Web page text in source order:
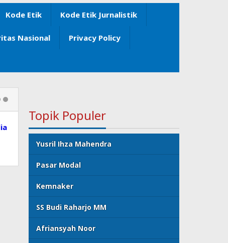
Kode Etik Kode Etik Jurnalistik
Nasional Privacy Policy
Topik Populer
Yusril Ihza Mahendra
Pasar Modal
Kemnaker
SS Budi Raharjo MM
Afriansyah Noor